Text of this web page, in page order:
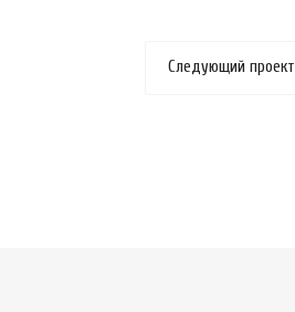
Следующий проект